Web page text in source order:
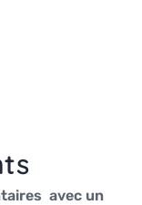
avec un